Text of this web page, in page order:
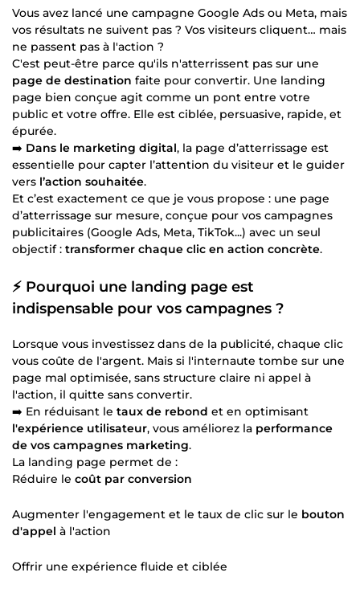
Vous avez lancé une campagne Google Ads ou Meta, mais
vos résultats ne suivent pas ? Vos visiteurs cliquent… mais
ne passent pas à l'action ?
C'est peut-être parce qu'ils n'atterrissent pas sur une
page de destination faite pour convertir. Une landing
page bien conçue agit comme un pont entre votre
public et votre offre. Elle est ciblée, persuasive, rapide, et
épurée.
➡️ Dans le marketing digital, la page d’atterrissage est
essentielle pour capter l’attention du visiteur et le guider
vers l’action souhaitée.
Et c’est exactement ce que je vous propose : une page
d’atterrissage sur mesure, conçue pour vos campagnes
publicitaires (Google Ads, Meta, TikTok...) avec un seul
objectif : transformer chaque clic en action concrète.
⚡ Pourquoi une landing page est
indispensable pour vos campagnes ?
Lorsque vous investissez dans de la publicité, chaque clic
vous coûte de l'argent. Mais si l'internaute tombe sur une
page mal optimisée, sans structure claire ni appel à
l'action, il quitte sans convertir.
➡️ En réduisant le taux de rebond et en optimisant
l'expérience utilisateur, vous améliorez la performance
de vos campagnes marketing.
La landing page permet de :
Réduire le coût par conversion
Augmenter l'engagement et le taux de clic sur le bouton
d'appel à l'action
Offrir une expérience fluide et ciblée